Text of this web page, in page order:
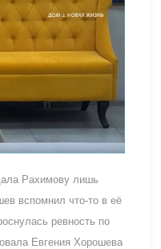
Рахимову лишь
вспомнил что-то в её
ревность по
Евгения Хорошева